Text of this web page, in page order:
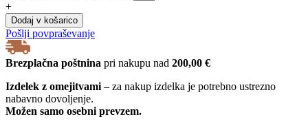
+
Dodaj v košarico
Pošlji povpraševanje
Brezplačna poštnina pri nakupu nad 200,00 €
Izdelek z omejitvami – za nakup izdelka je potrebno ustrezno
nabavno dovoljenje.
Možen samo osebni prevzem.